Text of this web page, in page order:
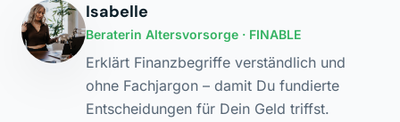
Isabelle
Beraterin Altersvorsorge · FINABLE
Erklärt Finanzbegriffe verständlich und
ohne Fachjargon – damit Du fundierte
Entscheidungen für Dein Geld triffst.